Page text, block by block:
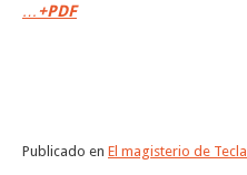
…+PDF
Publicado en El magisterio de Tecla